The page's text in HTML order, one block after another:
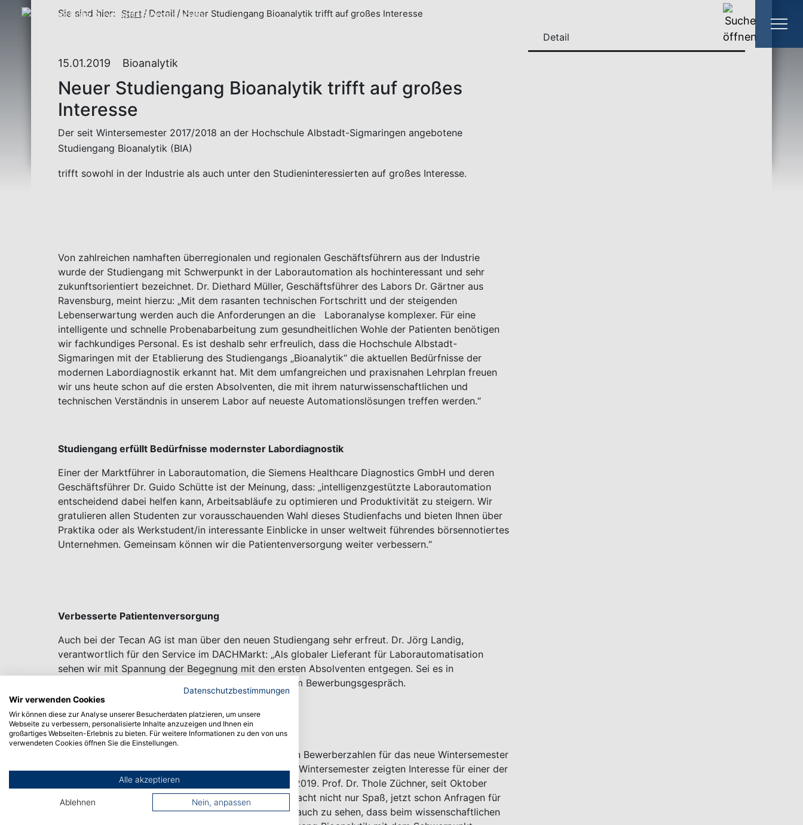
Sie sind hier: Start Detail Neuer Studiengang Bioanalytik trifft auf großes Interesse
15.01.2019 Bioanalytik
Neuer Studiengang Bioanalytik trifft auf großes
Interesse
Der seit Wintersemester 2017/2018 an der Hochschule Albstadt-Sigmaringen angebotene
Studiengang Bioanalytik (BIA)
trifft sowohl in der Industrie als auch unter den Studieninteressierten auf großes Interesse.
Von zahlreichen namhaften überregionalen und regionalen Geschäftsführern aus der Industrie
wurde der Studiengang mit Schwerpunkt in der Laborautomation als hochinteressant und sehr
zukunftsorientiert bezeichnet. Dr. Diethard Müller, Geschäftsführer des Labors Dr. Gärtner aus
Ravensburg, meint hierzu: „Mit dem rasanten technischen Fortschritt und der steigenden
Lebenserwartung werden auch die Anforderungen an die Laboranalyse komplexer. Für eine
intelligente und schnelle Probenabarbeitung zum gesundheitlichen Wohle der Patienten benötigen
wir fachkundiges Personal. Es ist deshalb sehr erfreulich, dass die Hochschule Albstadt-
Sigmaringen mit der Etablierung des Studiengangs „Bioanalytik“ die aktuellen Bedürfnisse der
modernen Labordiagnostik erkannt hat. Mit dem umfangreichen und praxisnahen Lehrplan freuen
wir uns heute schon auf die ersten Absolventen, die mit ihrem naturwissenschaftlichen und
technischen Verständnis in unserem Labor auf neueste Automationslösungen treffen werden.“
Studiengang erfüllt Bedürfnisse modernster Labordiagnostik
Einer der Marktführer in Laborautomation, die Siemens Healthcare Diagnostics GmbH und deren
Geschäftsführer Dr. Guido Schütte ist der Meinung, dass: „intelligenzgestützte Laborautomation
entscheidend dabei helfen kann, Arbeitsabläufe zu optimieren und Produktivität zu steigern. Wir
gratulieren allen Studenten zur vorausschauenden Wahl dieses Studienfachs und bieten Ihnen über
Praktika oder als Werkstudent/in interessante Einblicke in unser weltweit führendes börsennotiertes
Unternehmen. Gemeinsam können wir die Patientenversorgung weiter verbessern.“
Verbesserte Patientenversorgung
Auch bei der Tecan AG ist man über den neuen Studiengang sehr erfreut. Dr. Jörg Landig,
verantwortlich für den Service im DACHMarkt: „Als globaler Lieferant für Laborautomatisation
sehen wir mit Spannung der Begegnung mit den ersten Absolventen entgegen. Sei es in
Kundengesprächen zur Automatisation oder bei einem Bewerbungsgespräch.
Großer Bewerberandrang
Das große Interesse drückt sich auch in den aktuellen Bewerberzahlen für das neue Wintersemester
aus. Etwa doppelt so viele Bewerber wie im letzten Wintersemester zeigten Interesse für einer der
25 Studienplätze im aktuellen Wintersemester 2018/2019. Prof. Dr. Thole Züchner, seit Oktober
2018 Studiendekan, freut das ganz besonders: „Es macht nicht nur Spaß, jetzt schon Anfragen für
die ersten BIA-Absolventen zu bekommen sondern auch zu sehen, dass beim wissenschaftlichen
Detail
Datenschutzbestimmungen
Wir verwenden Cookies
Wir können diese zur Analyse unserer Besucherdaten platzieren, um unsere
Webseite zu verbessern, personalisierte Inhalte anzuzeigen und Ihnen ein
großartiges Webseiten-Erlebnis zu bieten. Für weitere Informationen zu den von uns
verwendeten Cookies öffnen Sie die Einstellungen.
Alle akzeptieren
Ablehnen Nein, anpassen